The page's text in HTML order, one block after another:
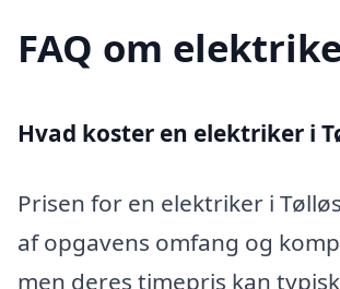
FAQ om
Hvad koster en elektriker i
Prisen for en elektriker i
af opgavens omfang og
men deres timepris kan